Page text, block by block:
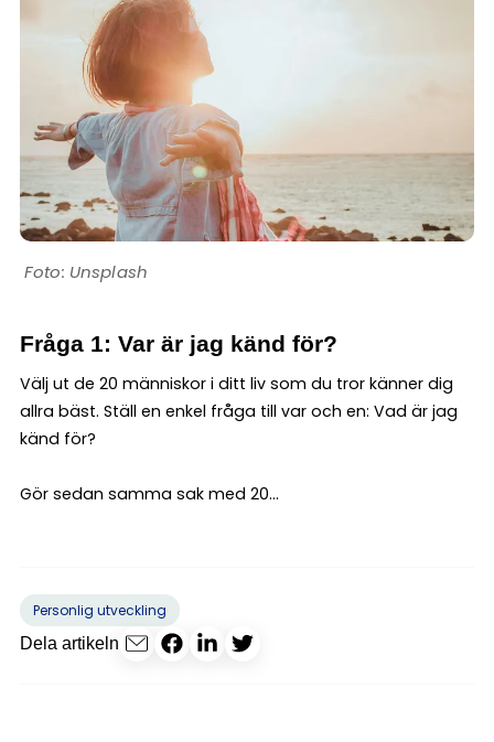
Unsplash
Fråga 1: Var är jag känd för?
Välj ut de 20 människor i ditt liv som du tror känner dig
allra bäst. Ställ en enkel fråga till var och en: Vad är jag
känd för?
Gör sedan samma sak med 20...
Personlig utveckling
Dela artikeln